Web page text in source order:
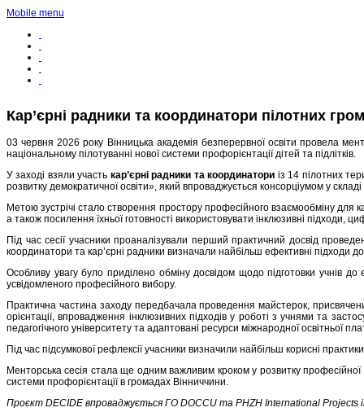
Mobile menu
Кар’єрні радники та координатори пілотних
03 червня 2026 року Вінницька академія безперервної освіти провела
національному пілотуванні нової системи профорієнтації дітей та підлітків.
У заході взяли участь кар’єрні радники та координатори із 14 пілотних
розвитку демократичної освіти», який впроваджується консорціумом у
Метою зустрічі стало створення простору професійного взаємообміну для
а також посилення їхньої готовності використовувати інклюзивні підходи,
Під час сесії учасники проаналізували перший практичний досвід
координатори та кар’єрні радники визначали найбільш ефективні підходи
Особливу увагу було приділено обміну досвідом щодо підготовки учнів
усвідомленого професійного вибору.
Практична частина заходу передбачала проведення майстерок,
орієнтації, впровадження інклюзивних підходів у роботі з учнями та
педагогічного університету та адаптовані ресурси міжнародної освітньої
Під час підсумкової рефлексії учасники визначили найбільш корисні
Менторська сесія стала ще одним важливим кроком у розвитку професійної
системи профорієнтації в громадах Вінниччини.
Проєкт DECIDE впроваджується ГО DOCCU та PHZH International Projects